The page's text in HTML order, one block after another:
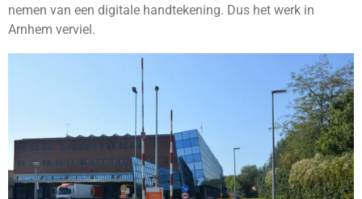
nemen van een digitale handtekening. Dus het werk in
Arnhem verviel.